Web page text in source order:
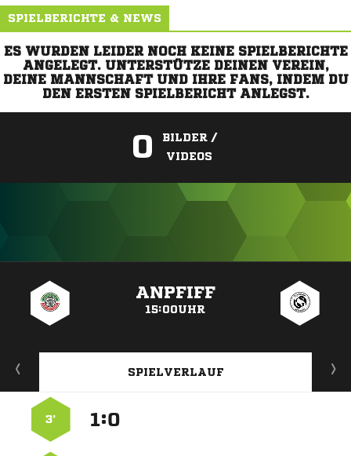
SPIELBERICHTE & NEWS
ES WURDEN LEIDER NOCH KEINE SPIELBERICHTE
ANGELEGT. UNTERSTÜTZE DEINEN VEREIN,
DEINE MANNSCHAFT UND IHRE FANS, INDEM DU
DEN ERSTEN SPIELBERICHT ANLEGST.
0
BILDER /
VIDEOS
ANPFIFF
15:00UHR
SPIELVERLAUF
:
3’